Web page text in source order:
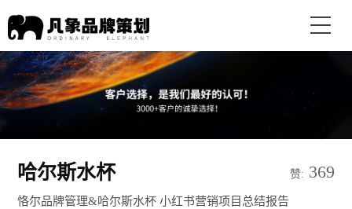
哈尔斯水杯 赞: 369
恪尔品牌管理&哈尔斯水杯 小红书营销项目总结报告